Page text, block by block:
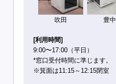
吹田 豊中
[利用時間]
9:00〜17:00（平日）
*窓口受付時間に準じます。
※箕面は11:15～12:15閉室